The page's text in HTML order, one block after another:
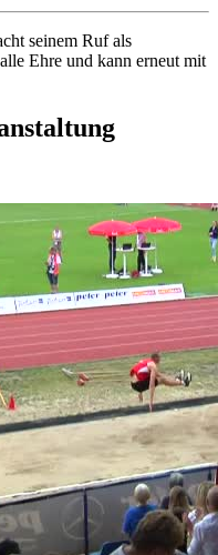
seinem Ruf als
Ehre und kann erneut mit